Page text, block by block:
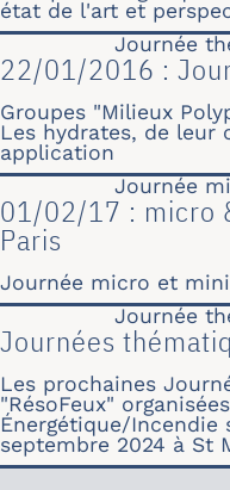
état de l'art et
Journée
22/01/2016 :
Groupes "Milieux
Les hydrates, de leur
application
Journée
01/02/17 : micro
Paris
Journée micro et
Journée
Journées
Les prochaines
"RésoFeux"
Énergétique/Incendie
septembre 2024 à St